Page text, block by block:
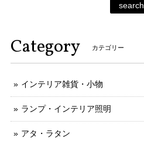
search
Category カテゴリー
インテリア雑貨・小物
ランプ・インテリア照明
アタ・ラタン